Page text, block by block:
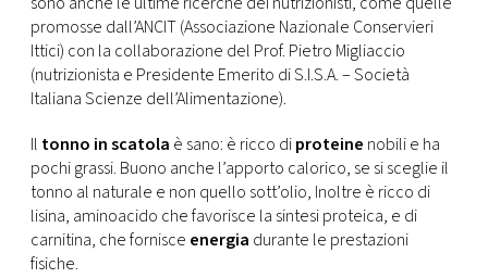
promosse dall’ANCIT (Associazione Nazionale Conservieri
Ittici) con la collaborazione del Prof. Pietro Migliaccio
(nutrizionista e Presidente Emerito di S.I.S.A. – Società
Italiana Scienze dell’Alimentazione).
Il tonno in scatola è sano: è ricco diproteine nobili e ha
pochi grassi. Buono anche l’apporto calorico, se si sceglie il
tonno al naturale e non quello sott’olio, Inoltre è ricco di
lisina, aminoacido che favorisce la sintesi proteica, e di
carnitina, che fornisce energia durante le prestazioni
fisiche.